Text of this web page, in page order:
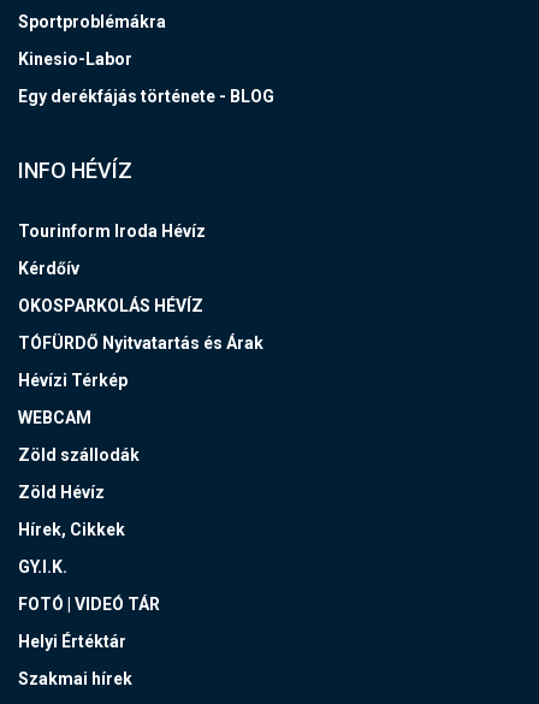
Sportproblémákra
Kinesio-Labor
Egy derékfájás története - BLOG
INFO HÉVÍZ
Tourinform Iroda Hévíz
Kérdőív
OKOSPARKOLÁS HÉVÍZ
TÓFÜRDŐ Nyitvatartás és Árak
Hévízi Térkép
WEBCAM
Zöld szállodák
Zöld Hévíz
Hírek, Cikkek
GY.I.K.
FOTÓ | VIDEÓ TÁR
Helyi Értéktár
Szakmai hírek